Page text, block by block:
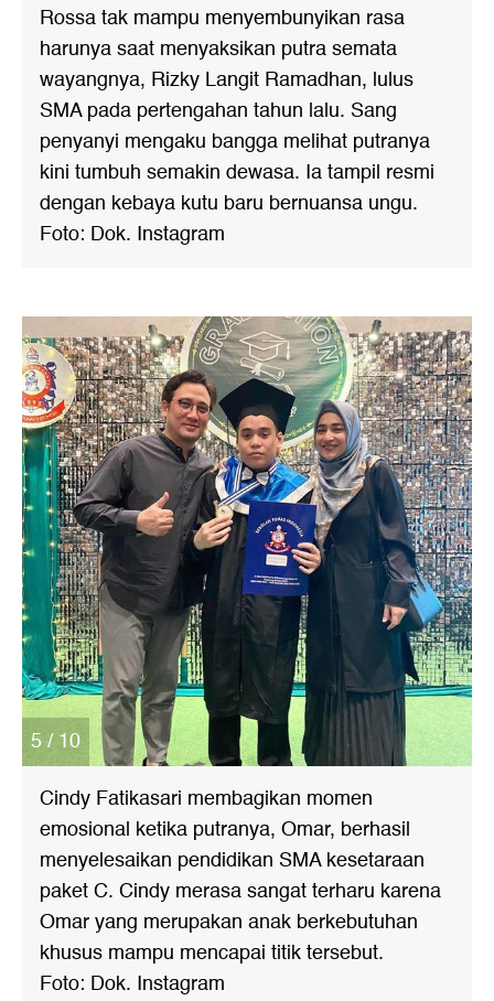
Rossa tak mampu menyembunyikan rasa
harunya saat menyaksikan putra semata
wayangnya, Rizky Langit Ramadhan, lulus
SMA pada pertengahan tahun lalu. Sang
penyanyi mengaku bangga melihat putranya
kini tumbuh semakin dewasa. Ia tampil resmi
dengan kebaya kutu baru bernuansa ungu.
Foto: Dok. Instagram
5 / 10
Cindy Fatikasari membagikan momen
emosional ketika putranya, Omar, berhasil
menyelesaikan pendidikan SMA kesetaraan
paket C. Cindy merasa sangat terharu karena
Omar yang merupakan anak berkebutuhan
khusus mampu mencapai titik tersebut.
Foto: Dok. Instagram